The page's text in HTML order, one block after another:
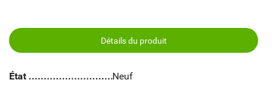
Détails du produit
État
Neuf